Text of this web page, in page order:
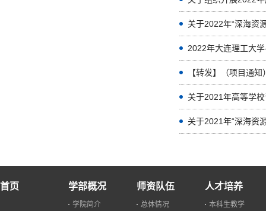
关于2022年“深海资
2022年大连理工大
【转发】（项目通
关于2021年高等学
关于2021年“深海资
首页 学部概况
学院简介
师资队伍
总体情况
人才培养
本科生教学